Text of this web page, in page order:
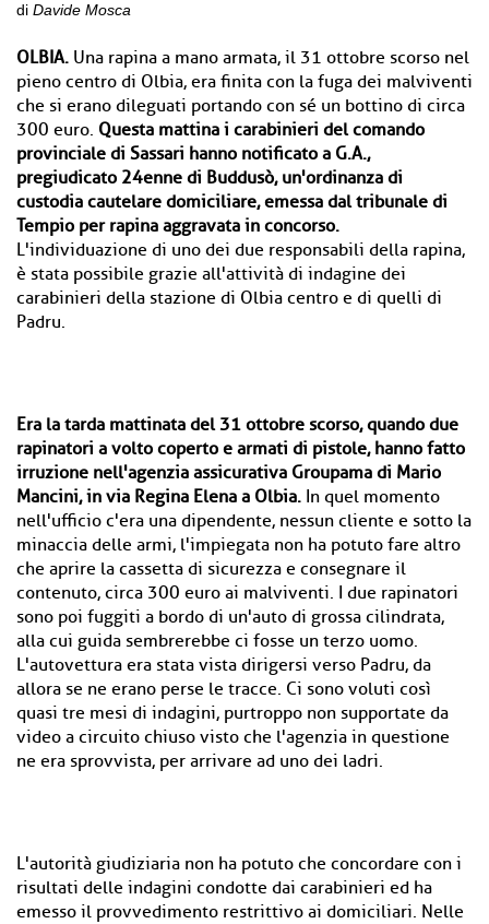
di Davide Mosca
OLBIA. Una rapina a mano armata, il 31 ottobre scorso nel
pieno centro di Olbia, era finita con la fuga dei malviventi
che si erano dileguati portando con sé un bottino di circa
300 euro. Questa mattina i carabinieri del comando
provinciale di Sassari hanno notificato a G.A.,
pregiudicato 24enne di Buddusò, un'ordinanza di
custodia cautelare domiciliare, emessa dal tribunale di
Tempio per rapina aggravata in concorso.
L'individuazione di uno dei due responsabili della rapina,
è stata possibile grazie all'attività di indagine dei
carabinieri della stazione di Olbia centro e di quelli di
Padru.
Era la tarda mattinata del 31 ottobre scorso, quando due
rapinatori a volto coperto e armati di pistole, hanno fatto
irruzione nell'agenzia assicurativa Groupama di Mario
Mancini, in via Regina Elena a Olbia. In quel momento
nell'ufficio c'era una dipendente, nessun cliente e sotto la
minaccia delle armi, l'impiegata non ha potuto fare altro
che aprire la cassetta di sicurezza e consegnare il
contenuto, circa 300 euro ai malviventi. I due rapinatori
sono poi fuggiti a bordo di un'auto di grossa cilindrata,
alla cui guida sembrerebbe ci fosse un terzo uomo.
L'autovettura era stata vista dirigersi verso Padru, da
allora se ne erano perse le tracce. Ci sono voluti così
quasi tre mesi di indagini, purtroppo non supportate da
video a circuito chiuso visto che l'agenzia in questione
ne era sprovvista, per arrivare ad uno dei ladri.
L'autorità giudiziaria non ha potuto che concordare con i
risultati delle indagini condotte dai carabinieri ed ha
emesso il provvedimento restrittivo ai domiciliari. Nelle